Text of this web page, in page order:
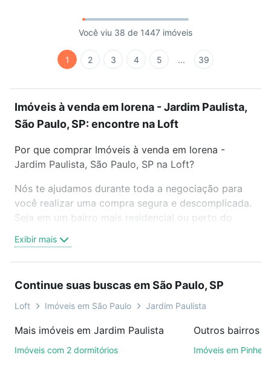
Você viu 38 de 1447 imóveis
1 2 3 4 5 ... 39
Imóveis à venda em lorena - Jardim Paulista,
São Paulo, SP: encontre na Loft
Por que comprar Imóveis à venda em lorena -
Jardim Paulista, São Paulo, SP na Loft?
Nós te ajudamos durante toda a negociação para
você realizar uma compra segura e descomplicada.
Seja em um bairro mais residencial ou perto do
oferta ideal de Imóveis à venda em lorena - Jardim
Paulista, São Paulo, SP para conquistar seu sonho.
é grátis, sem compromisso e você ainda conta com
mais de 46 mil corretores e imobiliárias te ajudando
Como escolher um imóvel?
Exibir mais
Continue suas buscas em São Paulo, SP
Loft Imóveis em São Paulo Jardim Paulista
Mais imóveis em Jardim Paulista
Imóveis com 2 dormitórios
Outros bairros
Imóveis em